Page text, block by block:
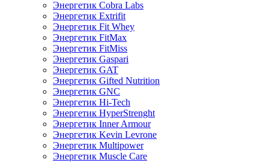
Энергетик Cobra Labs
Энергетик Extrifit
Энергетик Fit Whey
Энергетик FitMax
Энергетик FitMiss
Энергетик Gaspari
Энергетик GAT
Энергетик Gifted Nutrition
Энергетик GNC
Энергетик Hi-Tech
Энергетик HyperStrenght
Энергетик Inner Armour
Энергетик Kevin Levrone
Энергетик Multipower
Энергетик Muscle Care